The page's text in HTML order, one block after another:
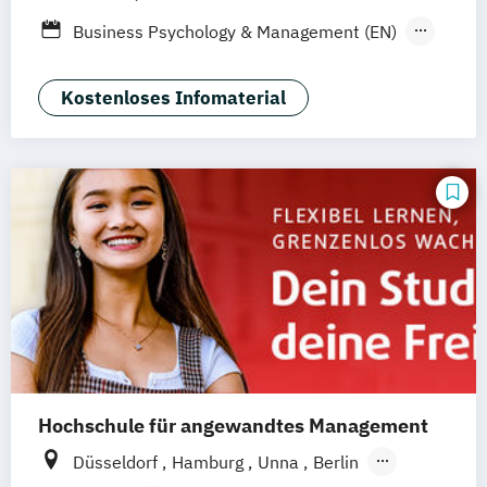
Business Psychology & Management (EN)
General Management-Spezialisierung
Wirtschaftspsychologie und
Wirtschaftspsychologie
Kostenloses Infomaterial
Hochschule für angewandtes Management
Düsseldorf Hamburg Unna
Berlin